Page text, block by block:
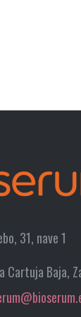
31, nave 1
Cartuja Baja,